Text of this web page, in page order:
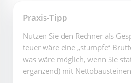
Praxis-Tipp
Nutzen Sie den Rechner als
teuer wäre eine „stumpfe“
was wäre möglich, wenn Sie
ergänzend) mit